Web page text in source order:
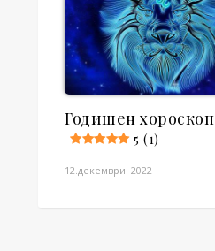
Годишен хороскоп
5 (1)
12.декември. 2022